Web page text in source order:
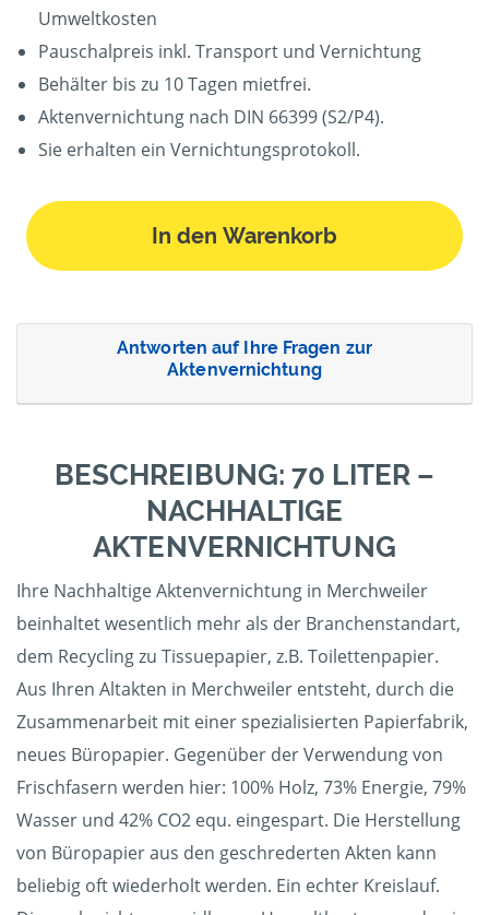
Umweltkosten
Pauschalpreis inkl. Transport und Vernichtung
Behälter bis zu 10 Tagen mietfrei.
Aktenvernichtung nach DIN 66399 (S2/P4).
Sie erhalten ein Vernichtungsprotokoll.
In den Warenkorb
Antworten auf Ihre Fragen zur
Aktenvernichtung
BESCHREIBUNG: 70 LITER –
NACHHALTIGE
AKTENVERNICHTUNG
Ihre Nachhaltige Aktenvernichtung in Merchweiler
beinhaltet wesentlich mehr als der Branchenstandart,
dem Recycling zu Tissuepapier, z.B. Toilettenpapier.
Aus Ihren Altakten in Merchweiler entsteht, durch die
Zusammenarbeit mit einer spezialisierten Papierfabrik,
neues Büropapier. Gegenüber der Verwendung von
Frischfasern werden hier: 100% Holz, 73% Energie, 79%
Wasser und 42% CO2 equ. eingespart. Die Herstellung
von Büropapier aus den geschrederten Akten kann
beliebig oft wiederholt werden. Ein echter Kreislauf.